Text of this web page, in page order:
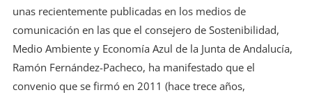
unas recientemente publicadas en los medios de
comunicación en las que el consejero de Sostenibilidad,
Medio Ambiente y Economía Azul de la Junta de Andalucía,
Ramón Fernández-Pacheco, ha manifestado que el
convenio que se firmó en 2011 (hace trece años,